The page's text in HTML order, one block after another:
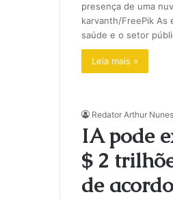
presença de uma
karvanth/FreePik As
saúde e o setor
Leia mais »
Redator Arthur Nunes
IA pode
$ 2
de